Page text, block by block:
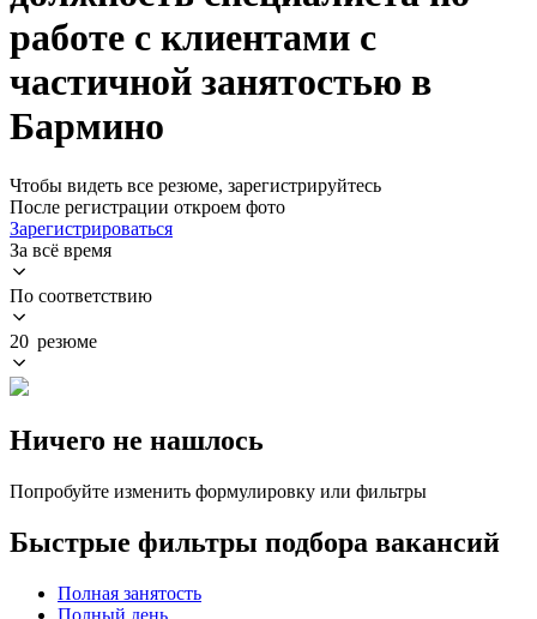
работе с клиентами с
частичной занятостью в
Бармино
Чтобы видеть все резюме, зарегистрируйтесь
После регистрации откроем фото
Зарегистрироваться
За всё время
По соответствию
20 резюме
Ничего не нашлось
Попробуйте изменить формулировку или фильтры
Быстрые фильтры подбора вакансий
Полная занятость
Полный день